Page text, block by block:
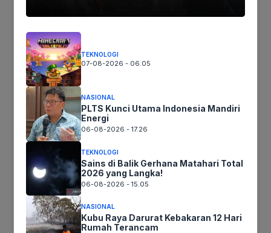
Nama
Surel
Situs
web
Simpan nama, email, dan situs web saya pada peramban ini
untuk komentar saya berikutnya.
TEKNOLOGI
07-08-2026 - 06.05
NASIONAL
PLTS Kunci Utama Indonesia Mandiri
Energi
06-08-2026 - 17.26
TEKNOLOGI
Sains di Balik Gerhana Matahari Total
2026 yang Langka!
06-08-2026 - 15.05
NASIONAL
Kubu Raya Darurat Kebakaran 12 Hari
Rumah Terancam